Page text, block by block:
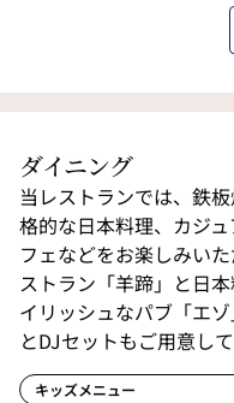
ダイニング
当レストランでは、鉄
格的な日本料理、カジ
フェなどをお楽しみい
ストラン「羊蹄」と日
イリッシュなパブ「エ
とDJセットもご用意して
キッズメニュー